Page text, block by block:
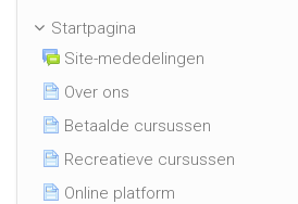
Startpagina
Site-mededelingen
Over ons
Betaalde cursussen
Recreatieve cursussen
Online platform